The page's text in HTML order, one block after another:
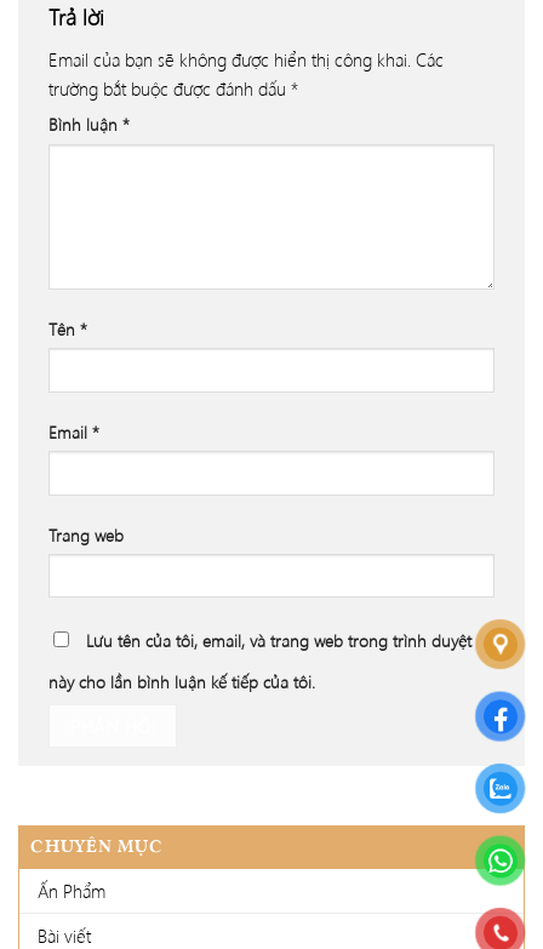
Trả lời
Email của bạn sẽ không được hiển thị công khai. Các
trường bắt buộc được đánh dấu *
Bình luận *
Tên *
Email *
Trang web
Lưu tên của tôi, email, và trang web trong trình duyệt
này cho lần bình luận kế tiếp của tôi.
CHUYÊN MỤC
Ấn Phẩm
Bài viết